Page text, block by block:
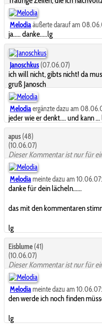
Melodiaäußerte darauf am
ja..... danke.....lg
Janoschkus (07.06.07)
ich will nicht, gibts nicht! da
gruß Janosch
Melodiaergänzte dazu am
jeder wie er denkt.... und kann ...
apus (48)
(10.06.07)
Dieser Kommentar ist nur für
Melodiameinte dazu am 10.06.07:
danke für dein lächeln......
das mit den kommentaren
lg
Eisblume (41)
(10.06.07)
Dieser Kommentar ist nur für
Melodiameinte dazu am 10.06.07:
den werde ich noch finden
lg